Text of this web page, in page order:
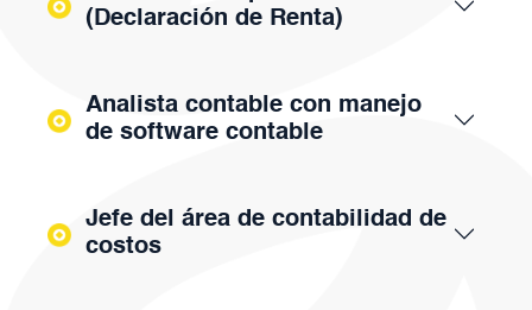
(Declaración de Renta)
Analista contable con manejo
de software contable
Jefe del área de contabilidad de
costos